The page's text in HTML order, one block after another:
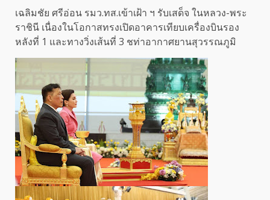
เฉลิมชัย ศรีอ่อน รมว.ทส.เข้าเฝ้า ฯ รับเสด็จ ในหลวง-พระ
ราชินี เนื่องในโอกาสทรงเปิดอาคารเทียบเครื่องบินรอง
หลังที่ 1 และทางวิ่งเส้นที่ 3 ชท่าอากาศยานสุวรรณภูมิ